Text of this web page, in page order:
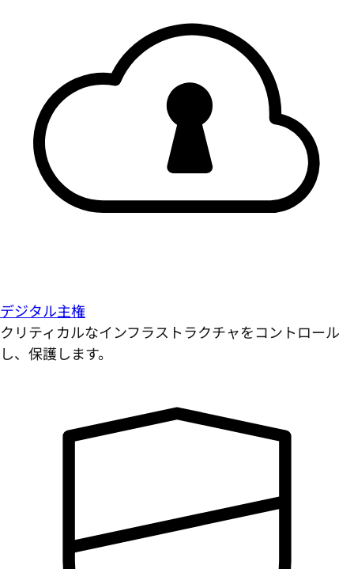
デジタル主権
クリティカルなインフラストラクチャをコントロール
し、保護します。